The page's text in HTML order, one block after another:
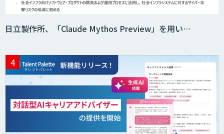
日立製作所、「Claude Mythos Preview」を用い…